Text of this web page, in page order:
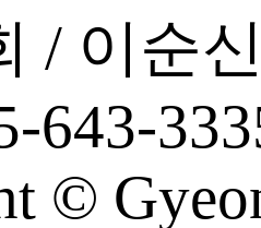
/ 이순
643-
©